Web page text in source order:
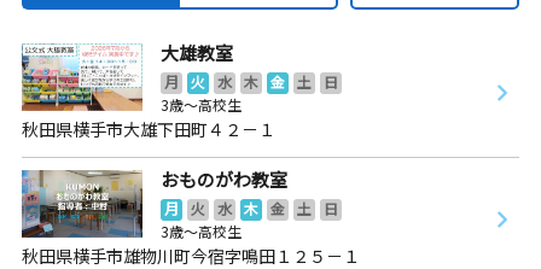
大雄教室
月 火 水 木 金 土
日
3歳～高校生
秋田県横手市大雄下田町４２－１
おものがわ教室
月 火 水 木 金 土
日
3歳～高校生
秋田県横手市雄物川町今宿字鳴田１２５－１